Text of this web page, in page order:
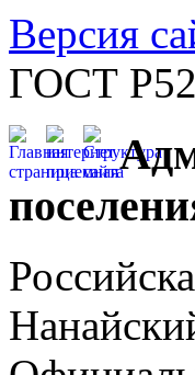
Версия
ГОСТ